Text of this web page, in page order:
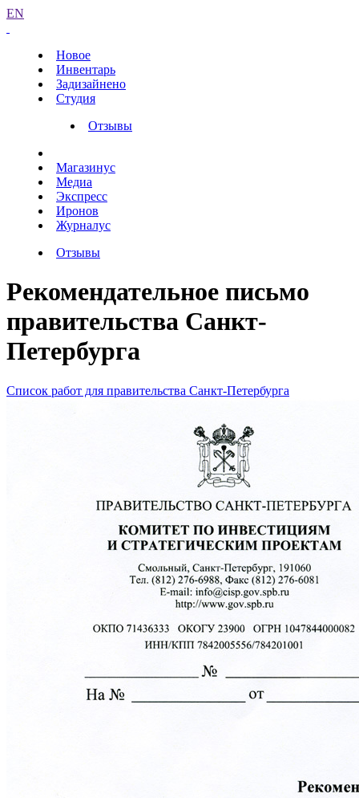
EN
Новое
Инвентарь
Задизайнено
Студия
Отзывы
Магазинус
Медиа
Экспресс
Иронов
Журналус
Отзывы
Рекомендательное письмо
правительства Санкт-
Петербурга
Список работ для правительства Санкт-Петербурга